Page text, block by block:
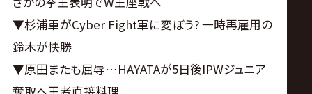
ノ
ア
▼杉浦軍がCyber Fight軍に変ぼう? 一時再雇用の
鈴木が快勝
▼原田またも屈辱…HAYATAが5日後IPWジュニア